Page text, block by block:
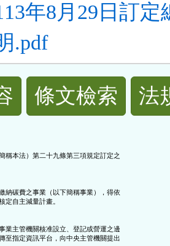
年8月29日訂定
.pdf
條文檢索 法
稱本法）第二十九條第三項規定訂定之
納碳費之事業（以下簡稱事業），得依
定自主減量計畫。
業主管機關核准設立、登記或營運之邊
至指定資訊平台，向中央主管機關提出